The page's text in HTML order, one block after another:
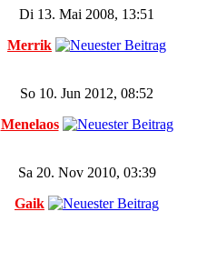
Di 13. Mai 2008, 13:51
Merrik
So 10. Jun 2012, 08:52
Menelaos
Sa 20. Nov 2010, 03:39
Gaik